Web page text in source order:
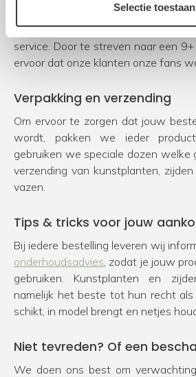
Selectie toestaan
duurzame producten van de
Daarnaast besteden we veel tijd
service. Door te streven naar een
ervoor dat onze klanten onze fans
Verpakking en verzending
Om ervoor te zorgen dat jouw
wordt, pakken we ieder
gebruiken we speciale dozen welke
verzending van kunstplanten,
vazen.
Tips & tricks voor jouw
Bij iedere bestelling leveren wij
onderhoudsadvies, zodat je jouw
gebruiken. Kunstplanten en
namelijk het beste tot hun recht
schikt, in model brengt en netjes
Niet tevreden? Of een
We doen ons best om